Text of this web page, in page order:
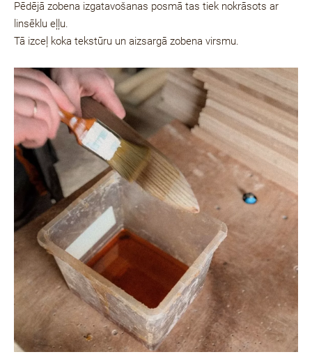
Pēdējā zobena izgatavošanas posmā tas tiek nokrāsots ar
linsēklu eļļu.
Tā izceļ koka tekstūru un aizsargā zobena virsmu.